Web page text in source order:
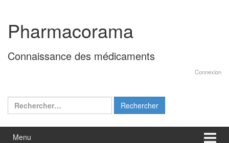
contenu
menu
principal
Pharmacorama
Connaissance des médicaments
Connexion
Rechercher :
Menu